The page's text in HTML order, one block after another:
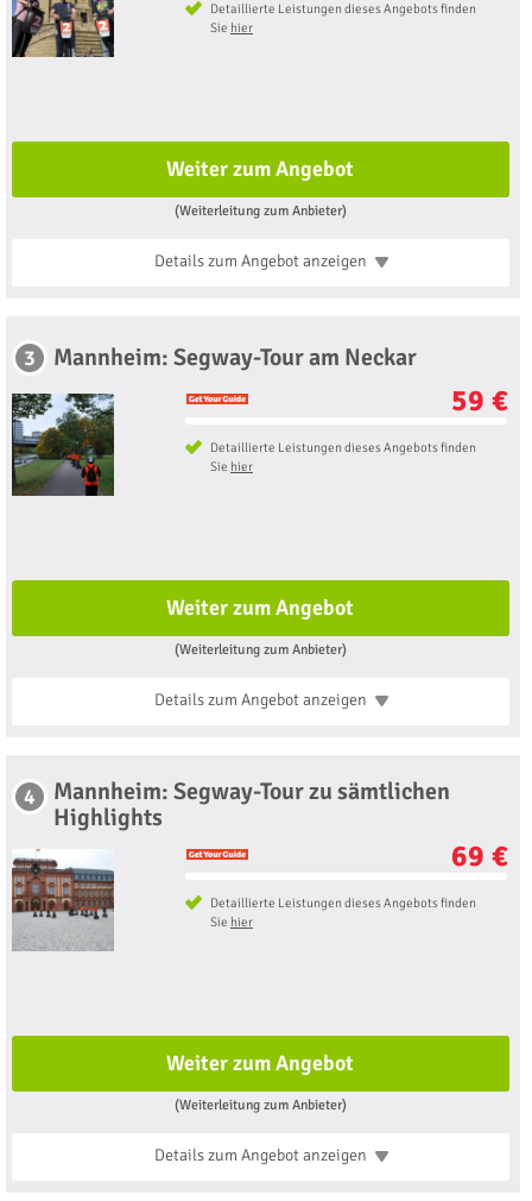
Detaillierte Leistungen dieses Angebots finden
Sie hier
Weiter zum Angebot
(Weiterleitung zum Anbieter)
Details zum Angebotanzeigen
3 Mannheim: Segway-Tour am Neckar
59 €
Detaillierte Leistungen dieses Angebots finden
Sie hier
Weiter zum Angebot
(Weiterleitung zum Anbieter)
Details zum Angebotanzeigen
4
Mannheim: Segway-Tour zu sämtlichen
Highlights
69 €
Detaillierte Leistungen dieses Angebots finden
Sie hier
Weiter zum Angebot
(Weiterleitung zum Anbieter)
Details zum Angebotanzeigen